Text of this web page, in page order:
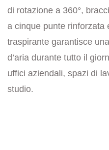
di rotazione a 360°,
a cinque punte rinforzata
traspirante garantisce
d’aria durante tutto il
uffici aziendali, spazi di
studio.